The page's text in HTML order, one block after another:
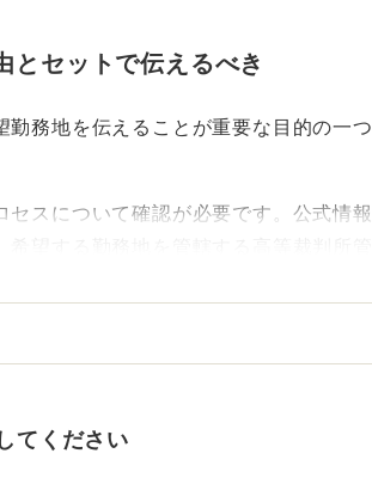
とセットで伝えるべき
務地を伝えることが重要な目的の一つ
スについて確認が必要です。公式情報
望する勤務地を管轄する高等裁判所管
す」という記載があります。
てください